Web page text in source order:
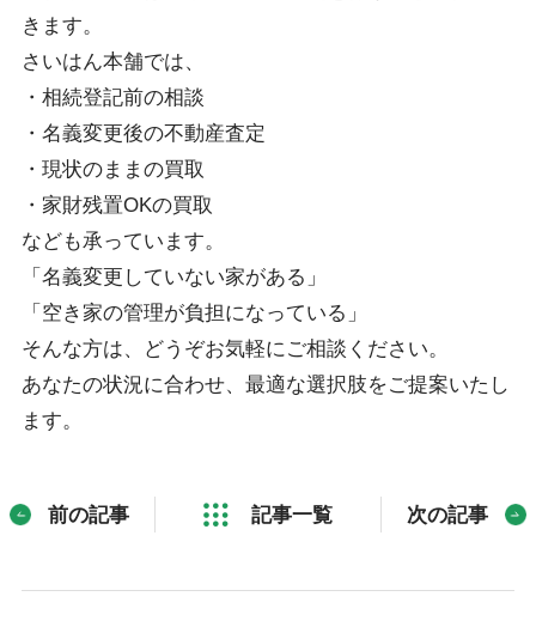
きます。
さいはん本舗では、
・相続登記前の相談
・名義変更後の不動産査定
・現状のままの買取
・家財残置OKの買取
なども承っています。
「名義変更していない家がある」
「空き家の管理が負担になっている」
そんな方は、どうぞお気軽にご相談ください。
あなたの状況に合わせ、最適な選択肢をご提案いたし
ます。
前の記事 記事一覧 次の記事